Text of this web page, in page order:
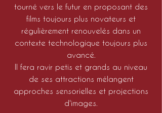
tourné vers le futur en proposant des
films toujours plus novateurs et
régulièrement renouvelés dans un
contexte technologique toujours plus
avancé.
Il fera ravir petis et grands au niveau
de ses attractions mélangent
approches sensorielles et projections
d'images.